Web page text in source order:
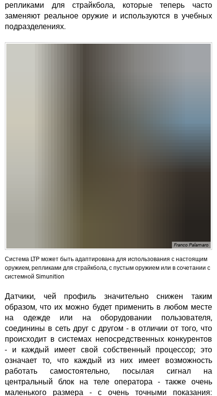
репликами для страйкбола, которые теперь часто
заменяют реальное оружие и используются в учебных
подразделениях.
Franco Palamaro
Система LTP может быть адаптирована для использования с настоящим
оружием, репликами для страйкбола, с пустым оружием или в сочетании с
системной Simunition
Датчики, чей профиль значительно снижен таким
образом, что их можно будет применить в любом месте
на одежде или на оборудовании пользователя,
соединины в сеть друг с другом - в отличии от того, что
происходит в системах непосредственных конкурентов
- и каждый имеет свой собственный процессор; это
означает то, что каждый из них имеет возможность
работать самостоятельно, посылая сигнал на
центральный блок на теле оператора - также очень
маленького размера - с очень точными показания: